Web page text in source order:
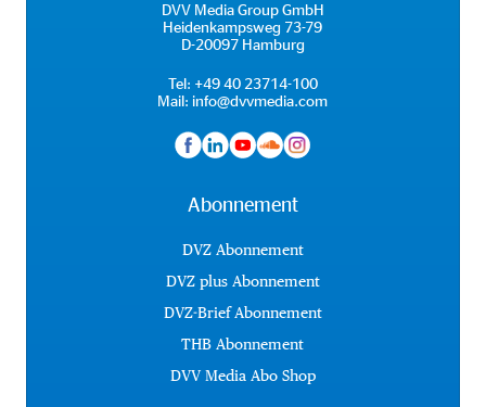
DVV Media Group GmbH
Heidenkampsweg 73-79
D-20097 Hamburg
Tel: +49 40 23714-100
Mail: info@dvvmedia.com
Abonnement
DVZ Abonnement
DVZ plus Abonnement
DVZ-Brief Abonnement
THB Abonnement
DVV Media Abo Shop